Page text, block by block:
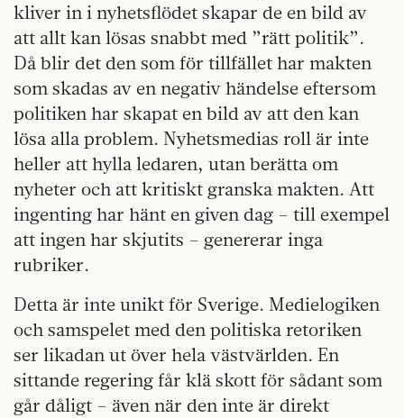
kliver in i nyhetsflödet skapar de en bild av
att allt kan lösas snabbt med ”rätt politik”.
Då blir det den som för tillfället har makten
som skadas av en negativ händelse eftersom
politiken har skapat en bild av att den kan
lösa alla problem. Nyhetsmedias roll är inte
heller att hylla ledaren, utan berätta om
nyheter och att kritiskt granska makten. Att
ingenting har hänt en given dag – till exempel
att ingen har skjutits – genererar inga
rubriker.
Detta är inte unikt för Sverige. Medielogiken
och samspelet med den politiska retoriken
ser likadan ut över hela västvärlden. En
sittande regering får klä skott för sådant som
går dåligt – även när den inte är direkt